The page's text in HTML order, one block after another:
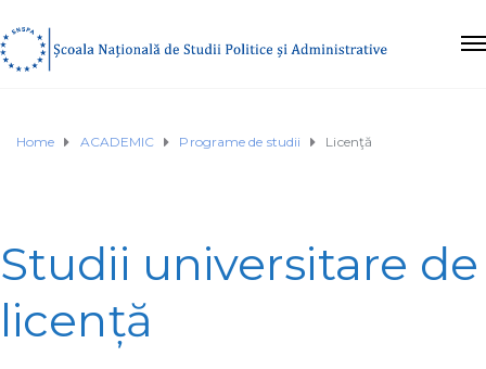
Home ACADEMIC Programe de studii Licenţă
Studii universitare de
licență